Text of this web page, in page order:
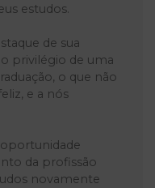
estudos.
de sua
privilégio de uma
o que não
e a nós
da profissão
novamente